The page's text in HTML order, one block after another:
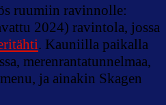
ruumiin ravinnolle:
2024) ravintola, jossa
. Kauniilla paikalla
merenrantatunnelmaa,
ja ainakin Skagen